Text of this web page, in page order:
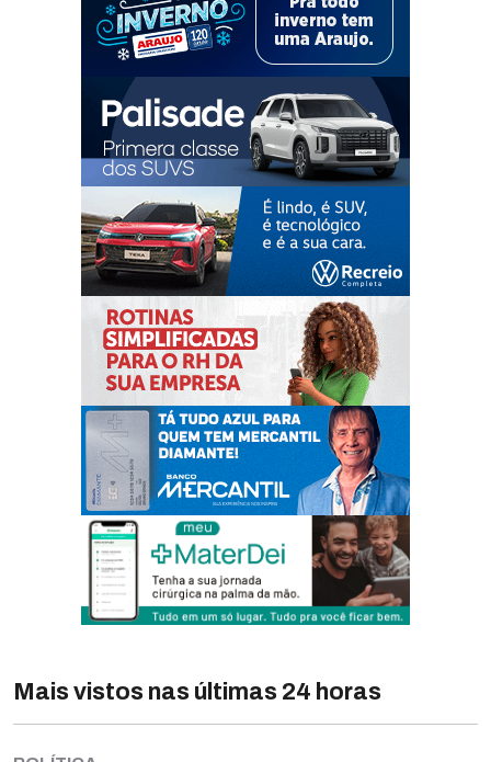
Mais vistos nas últimas 24 horas